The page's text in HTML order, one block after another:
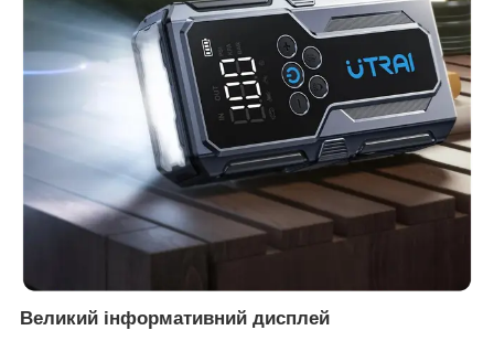
Великий інформативний дисплей